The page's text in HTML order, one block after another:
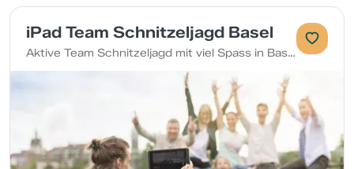
iPad Team Schnitzeljagd Basel
Aktive Team Schnitzeljagd mit viel Spass in Basel erleben